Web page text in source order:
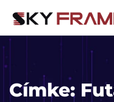
Címke: